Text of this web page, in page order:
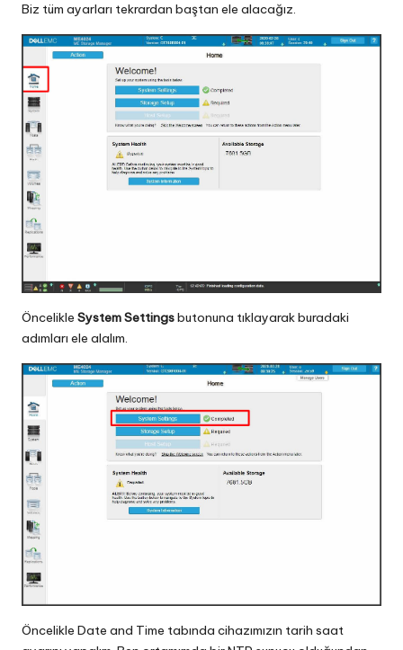
Biz tüm ayarları tekrardan baştan ele alacağız.
Öncelikle System Settingsbutonuna tıklayarak buradaki
adımları ele alalım.
Öncelikle Date and Time tabında cihazımızın tarih saat